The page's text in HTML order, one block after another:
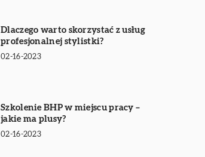
Dlaczego warto skorzystać z usług
profesjonalnej stylistki?
02-16-2023
Szkolenie BHP w miejscu pracy –
jakie ma plusy?
02-16-2023